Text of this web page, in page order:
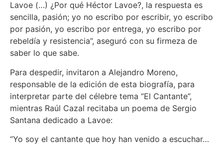
Lavoe (…) ¿Por qué Héctor Lavoe?, la respuesta es
sencilla, pasión; yo no escribo por escribir, yo escribo
por pasión, yo escribo por entrega, yo escribo por
rebeldía y resistencia”, aseguró con su firmeza de
saber lo que sabe.
Para despedir, invitaron a Alejandro Moreno,
responsable de la edición de esta biografía, para
interpretar parte del célebre tema “El Cantante”,
mientras Raúl Cazal recitaba un poema de Sergio
Santana dedicado a Lavoe:
“Yo soy el cantante que hoy han venido a escuchar…